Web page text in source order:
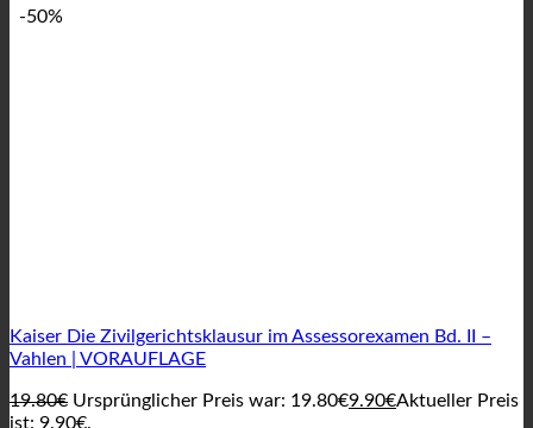
-50%
Kaiser Die Zivilgerichtsklausur im Assessorexamen Bd. II –
Vahlen | VORAUFLAGE
19.80€ Ursprünglicher Preis war: 19.80€9.90€Aktueller Preis
ist: 9.90€.